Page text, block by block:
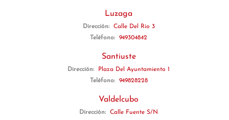
Luzaga
Dirección:
Calle Del Río 3
Teléfono:
949304842
Santiuste
Dirección:
Plaza Del Ayuntamiento 1
Teléfono:
949828228
Valdelcubo
Dirección:
Calle Fuente S/N